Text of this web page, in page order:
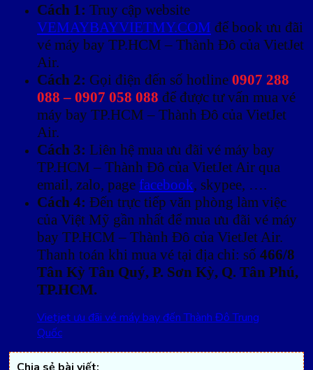
Cách 1: Truy cập website
VEMAYBAYVIETMY.COM để book ưu đãi
vé máy bay TP.HCM – Thành Đô của VietJet
Air.
Cách 2: Gọi điện đến số hotline 0907 288
088 – 0907 058 088 để được tư vấn mua vé
máy bay TP.HCM – Thành Đô của VietJet
Air.
Cách 3: Liên hệ mua ưu đãi vé máy bay
TP.HCM – Thành Đô của VietJet Air qua
email, zalo, page facebook , skypee, ….
Cách 4: Đến trực tiếp văn phòng làm việc
của Việt Mỹ gần nhất để mua ưu đãi vé máy
bay TP.HCM – Thành Đô của VietJet Air.
Thanh toán khi mua vé tại địa chỉ: số 466/8
Tân Kỳ Tân Quý, P. Sơn Kỳ, Q. Tân Phú,
TP.HCM.
Vietjet ưu đãi vé máy bay đến Thành Đô Trung
Quốc
Chia sẻ bài viết: